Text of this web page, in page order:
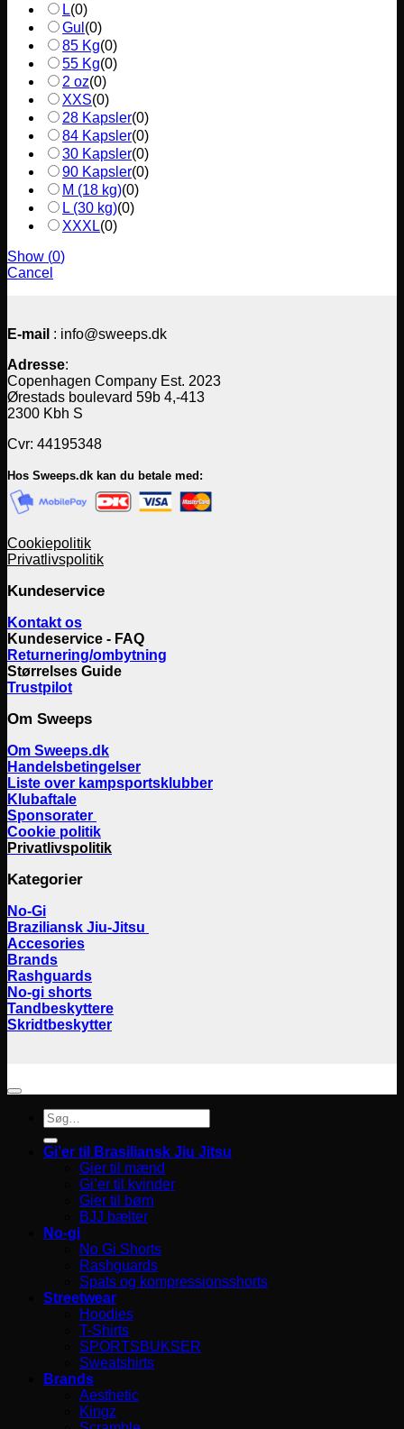
L(0)
Gul (0)
85 Kg(0)
55 Kg(0)
2 oz(0)
XXS(0)
28 Kapsler(0)
84 Kapsler(0)
30 Kapsler(0)
90 Kapsler(0)
M (18 kg)(0)
L (30 kg)(0)
XXXL(0)
Show (0)
Cancel
E-mail : info@sweeps.dk
Adresse:
Copenhagen Company Est. 2023
Ørestads boulevard 59b 4,-413
2300 Kbh S
Cvr: 44195348
Hos Sweeps.dk kan du betale med:
Cookiepolitik
Privatlivspolitik
Kundeservice
Kontakt os
Kundeservice - FAQ
Returnering/ombytning
Størrelses Guide
Trustpilot
Om Sweeps
Om Sweeps.dk
Handelsbetingelser
Liste over kampsportsklubber
Klubaftale
Sponsorater
Cookie politik
Privatlivspolitik
Kategorier
No-Gi
Braziliansk Jiu-Jitsu
Accesories
Brands
Rashguards
No-gi shorts
Tandbeskyttere
Skridtbeskytter
Søg
efter:
Gi’er til Brasiliansk Jiu Jitsu
Gier til mænd
Gi’er til kvinder
Gier til børn
BJJ bælter
No-gi
No Gi Shorts
Rashguards
Spats og kompressionsshorts
Streetwear
Hoodies
T-Shirts
SPORTSBUKSER
Sweatshirts
Brands
Aesthetic
Kingz